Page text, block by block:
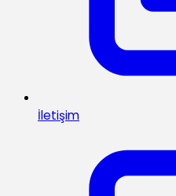
İletişim